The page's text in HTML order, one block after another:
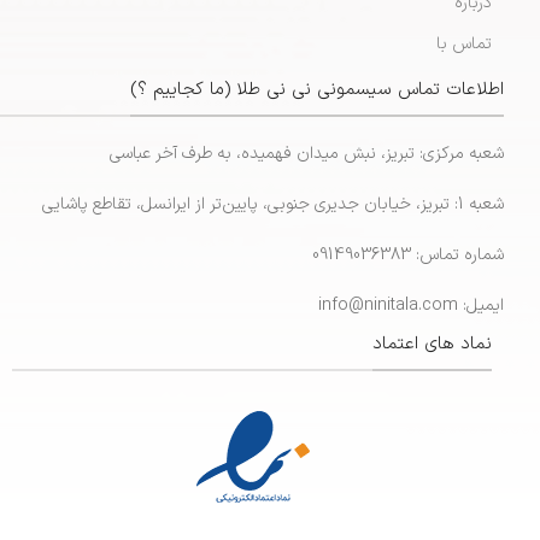
تماس با
اطلاعات تماس سیسمونی نی نی طلا (ما کجاییم ؟)
شعبه مرکزی: تبریز، نبش میدان فهمیده، به طرف آخر عباسی
شعبه 1: تبریز، خیابان جدیری جنوبی، پایین‌تر از ایرانسل، تقاطع پاشایی
شماره تماس: 09149036383
ایمیل: info@ninitala.com
نماد های اعتماد